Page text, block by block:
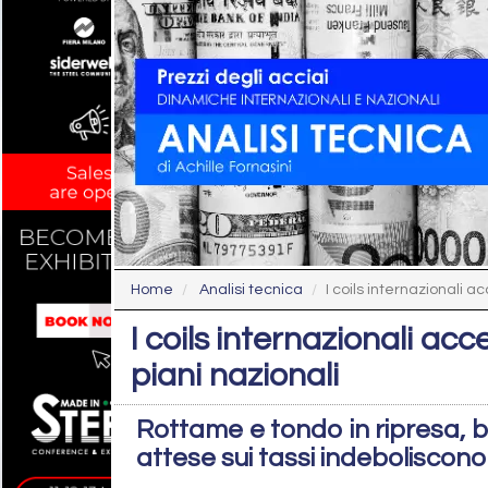
Home Analisi tecnica I coils internazionali
I coils internazionali
piani nazionali
Rottame e tondo in ripresa,
attese sui tassi